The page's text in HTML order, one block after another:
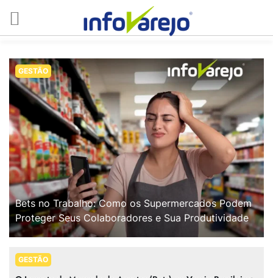
GESTÃO
Bets no Trabalho: Como os Supermercados Podem
Proteger Seus Colaboradores e Sua Produtividade
GESTÃO